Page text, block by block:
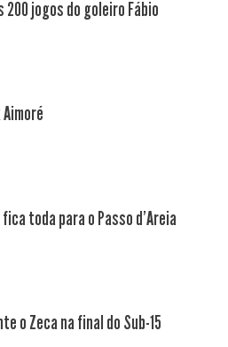
200 jogos do goleiro Fábio
Aimoré
toda para o Passo d'Areia
o Zeca na final do Sub-15